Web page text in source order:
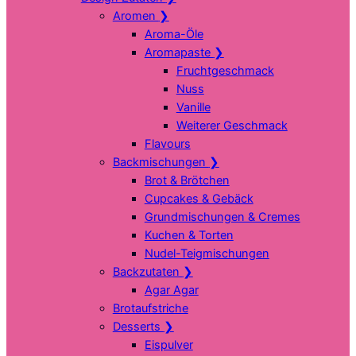
Aromen ❯
Aroma-Öle
Aromapaste ❯
Fruchtgeschmack
Nuss
Vanille
Weiterer Geschmack
Flavours
Backmischungen ❯
Brot & Brötchen
Cupcakes & Gebäck
Grundmischungen & Cremes
Kuchen & Torten
Nudel-Teigmischungen
Backzutaten ❯
Agar Agar
Brotaufstriche
Desserts ❯
Eispulver